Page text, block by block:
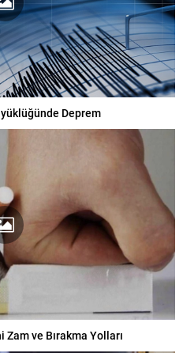
Deprem
ve Bırakma Yolları